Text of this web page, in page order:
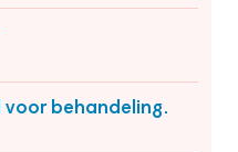
voor behandeling.